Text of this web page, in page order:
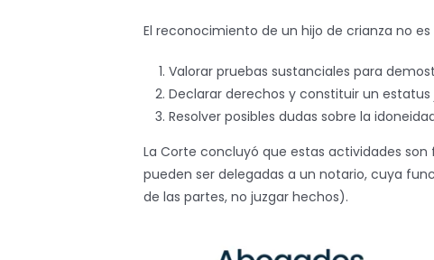
El reconocimiento de un hijo de crianza no
Valorar pruebas sustanciales para
Declarar derechos y constituir un estatus
Resolver posibles dudas sobre la
La Corte concluyó que estas actividades
pueden ser delegadas a un notario, cuya
de las partes, no juzgar hechos).